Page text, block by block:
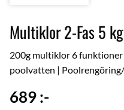
Multiklor 2-Fas 5
200g multiklor 6 funktioner
poolvatten |
689:-